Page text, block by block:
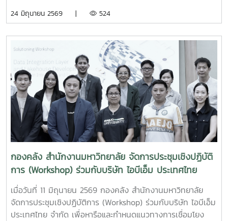
โรงแรมวินทรี ซิตี้ รีสอร์ท โดยมีผู้บริหารและบุคลากรผู้ปฏิบัติงาน
มหาวิทยาลัยเข้าร่วมการอบรมอย่างพร้อมเพรียงในการนี้ ได้รับ
เกียรติจาก รองศาสตราจารย์จักรพงษ์ พิมพ์พิมล รอง
อธิการบดี เป็นประธานในพิธีกล่าวเปิดโครงการ พร้อมมอบ
นโยบายและแนวทางการดำเนินงานด้านการเงินและงบประมาณ
เพื่อส่งเสริมให้หน่วยงานมีความรู้ความเข้าใจในการจัดทำรายงาน
ทางการเงินและการบริหารจัดการข้อมูลต้นทุนที่ถูกต้อง สามารถ
นำไปใช้ประโยชน์ในการวางแผนและตัดสินใจเชิงบริหารได้อย่างมี
ประสิทธิภาพการอบรมภาคเช้าได้รับเกียรติจาก ผู้ช่วยศาสตรา
จารย์อัชญา ไพคำนาม เป็นวิทยากรบรรยายในหัวข้อ “การ
คำนวณต้นทุนผลผลิตของมหาวิทยาลัย” โดยถ่ายทอดองค์ความรู้
เกี่ยวกับหลักการคำนวณต้นทุนผลผลิต การวิเคราะห์ข้อมูลต้นทุน
และแนวทางการนำข้อมูลต้นทุนไปใช้สนับสนุนการบริหารจัดการ
ทรัพยากรของมหาวิทยาลัยให้เกิดประสิทธิภาพและความคุ้มค่า
สูงสุดส่วนการอบรมภาคบ่ายได้รับเกียรติจาก ผู้ช่วยศาสตราจารย์
ดร.กชพร ศิริโภคากิจ เป็นวิทยากรบรรยายในหัวข้อ “การจัดทำ
24 มิถุนายน 2569 | 524
กองคลัง สำนักงานมหาวิทยาลัย จัดการประชุมเชิงปฏิบัติ
การ (Workshop) ร่วมกับบริษัท ไอบีเอ็ม ประเทศไทย
จำกัด
เมื่อวันที่ 11 มิถุนายน 2569 กองคลัง สำนักงานมหาวิทยาลัย
จัดการประชุมเชิงปฏิบัติการ (Workshop) ร่วมกับบริษัท ไอบีเอ็ม
ประเทศไทย จำกัด เพื่อหารือและกำหนดแนวทางการเชื่อมโยง